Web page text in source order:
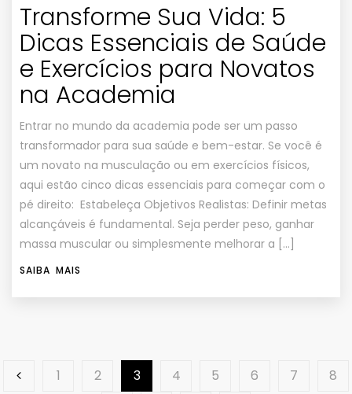
Transforme Sua Vida: 5
Dicas Essenciais de Saúde
e Exercícios para Novatos
na Academia
Entrar no mundo da academia pode ser um passo
transformador para sua saúde e bem-estar. Se você é
um novato na musculação ou em exercícios físicos,
aqui estão cinco dicas essenciais para começar com o
pé direito: Estabeleça Objetivos Realistas: Definir metas
alcançáveis é fundamental. Seja perder peso, ganhar
massa muscular ou simplesmente melhorar a […]
SAIBA MAIS
1 2 3 4 5 6 7
8